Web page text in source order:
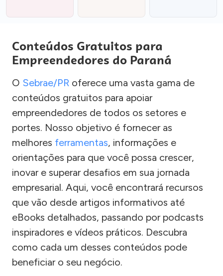
Conteúdos Gratuitos para
Empreendedores do Paraná
O Sebrae/PR oferece uma vasta gama de
conteúdos gratuitos para apoiar
empreendedores de todos os setores e
portes. Nosso objetivo é fornecer as
melhores ferramentas, informações e
orientações para que você possa crescer,
inovar e superar desafios em sua jornada
empresarial. Aqui, você encontrará recursos
que vão desde artigos informativos até
eBooks detalhados, passando por podcasts
inspiradores e vídeos práticos. Descubra
como cada um desses conteúdos pode
beneficiar o seu negócio.